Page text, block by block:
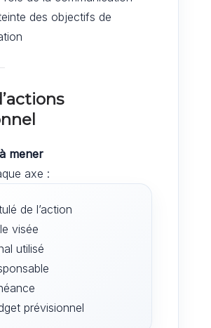
des objectifs de
mener
axe :
de l’action
visée
utilisé
prévisionnel